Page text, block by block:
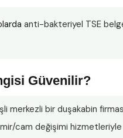
anti-bakteriyel TSE
Güvenilir?
merkezli bir duşakabin
cam değişimi